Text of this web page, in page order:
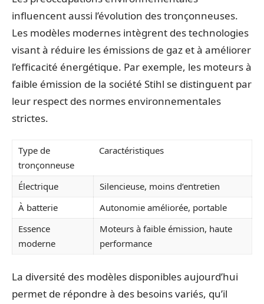
influencent aussi l’évolution des tronçonneuses.
Les modèles modernes intègrent des technologies
visant à réduire les émissions de gaz et à améliorer
l’efficacité énergétique. Par exemple, les moteurs à
faible émission de la société Stihl se distinguent par
leur respect des normes environnementales
strictes.
Type de
tronçonneuse
Caractéristiques
Électrique
Silencieuse, moins d’entretien
À batterie
Autonomie améliorée, portable
Essence
moderne
Moteurs à faible émission, haute
performance
La diversité des modèles disponibles aujourd’hui
permet de répondre à des besoins variés, qu’il